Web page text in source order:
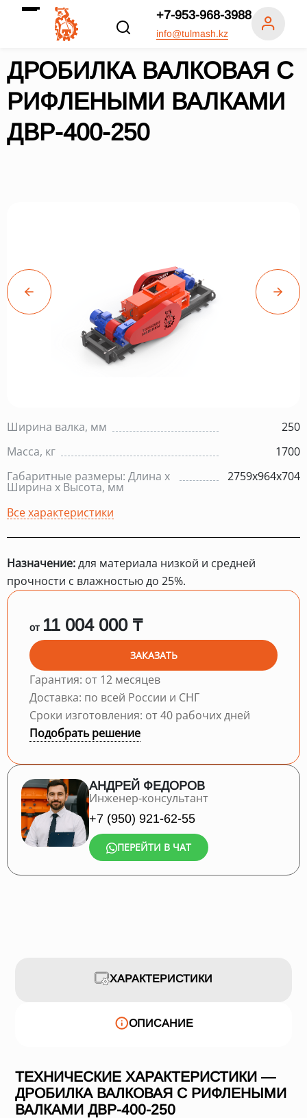
+7-953-968-3988
info@tulmash.kz
ДРОБИЛКА ВАЛКОВАЯ С
РИФЛЕНЫМИ ВАЛКАМИ
ДВР-400-250
Ширина валка, мм
250
Масса, кг
1700
Габаритные размеры: Длина х
Ширина х Высота, мм
2759х964х704
Все характеристики
Назначение:для материала низкой и средней
прочности с влажностью до 25%.
от 11 004 000 ₸
ЗАКАЗАТЬ
Гарантия: от 12 месяцев
Доставка: по всей России и СНГ
Сроки изготовления: от 40 рабочих дней
Подобрать решение
АНДРЕЙ ФЕДОРОВ
Инженер-консультант
+7 (950) 921-62-55
ПЕРЕЙТИ В ЧАТ
ХАРАКТЕРИСТИКИ
ОПИСАНИЕ
ТЕХНИЧЕСКИЕ ХАРАКТЕРИСТИКИ —
ДРОБИЛКА ВАЛКОВАЯ С РИФЛЕНЫМИ
ВАЛКАМИ ДВР-400-250